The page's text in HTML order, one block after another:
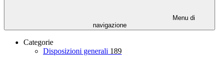
Menu di
navigazione
Categorie
Disposizioni generali 189